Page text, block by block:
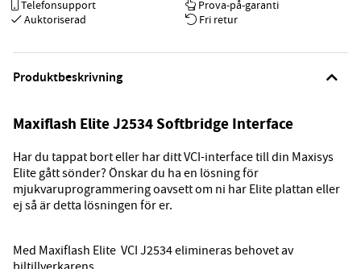
Telefonsupport
Prova-på-garanti
Auktoriserad
Fri retur
Produktbeskrivning
Maxiflash Elite J2534 Softbridge Interface
Har du tappat bort eller har ditt VCI-interface till din Maxisys
Elite gått sönder? Önskar du ha en lösning för
mjukvaruprogrammering oavsett om ni har Elite plattan eller
ej så är detta lösningen för er.
Med Maxiflash Elite VCI J2534 elimineras behovet av